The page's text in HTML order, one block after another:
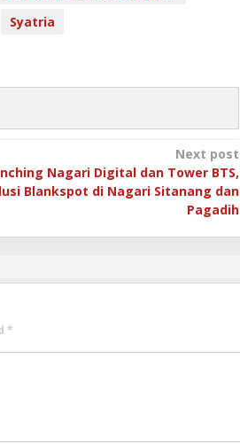
Syatria
Next post
Nagari Digital dan Tower BTS,
Blankspot di Nagari Sitanang dan
Pagadih
*